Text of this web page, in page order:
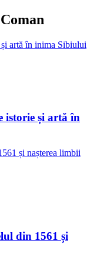
istorie și artă în
din 1561 și